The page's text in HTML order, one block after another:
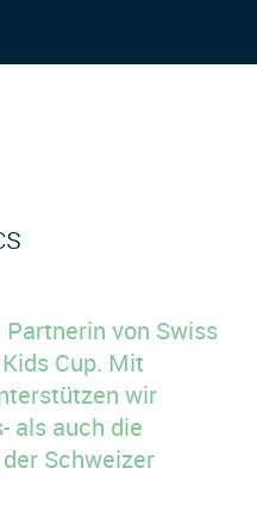
von Swiss
Cup. Mit
wir
als auch die
Schweizer